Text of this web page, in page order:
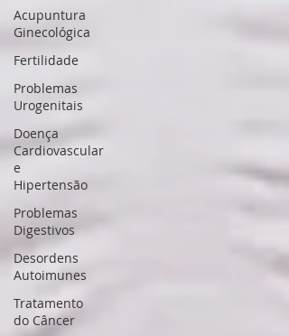
Acupuntura
Ginecológica
Fertilidade
Problemas
Urogenitais
Doença
Cardiovascular
e
Hipertensão
Problemas
Digestivos
Desordens
Autoimunes
Tratamento
do Câncer